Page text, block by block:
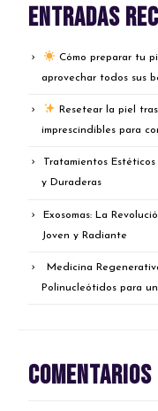
Entradas
Cómo preparar tu
aprovechar todos sus
Resetear la piel
imprescindibles para
Tratamientos
y Duraderas
Exosomas: La
Joven y Radiante
Medicina
Polinucleótidos para